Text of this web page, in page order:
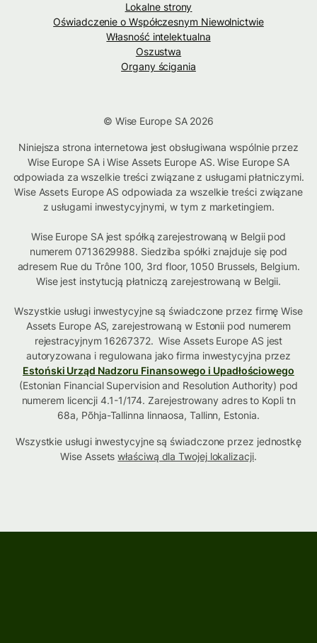
Lokalne strony
Oświadczenie o Współczesnym Niewolnictwie
Własność intelektualna
Oszustwa
Organy ścigania
© Wise Europe SA 2026
Niniejsza strona internetowa jest obsługiwana wspólnie przez
Wise Europe SA i Wise Assets Europe AS. Wise Europe SA
odpowiada za wszelkie treści związane z usługami płatniczymi.
Wise Assets Europe AS odpowiada za wszelkie treści związane
z usługami inwestycyjnymi, w tym z marketingiem.
Wise Europe SA jest spółką zarejestrowaną w Belgii pod
numerem 0713629988. Siedziba spółki znajduje się pod
adresem Rue du Trône 100, 3rd floor, 1050 Brussels, Belgium.
Wise jest instytucją płatniczą zarejestrowaną w Belgii.
Wszystkie usługi inwestycyjne są świadczone przez firmę Wise
Assets Europe AS, zarejestrowaną w Estonii pod numerem
rejestracyjnym 16267372. Wise Assets Europe AS jest
autoryzowana i regulowana jako firma inwestycyjna przez
Estoński Urząd Nadzoru Finansowego i Upadłościowego
(Estonian Financial Supervision and Resolution Authority) pod
numerem licencji 4.1-1/174. Zarejestrowany adres to Kopli tn
68a, Põhja-Tallinna linnaosa, Tallinn, Estonia.
Wszystkie usługi inwestycyjne są świadczone przez jednostkę
Wise Assetswłaściwą dla Twojej lokalizacji.